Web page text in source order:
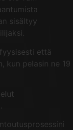
sisältyy
että
kun pelasin ne 19